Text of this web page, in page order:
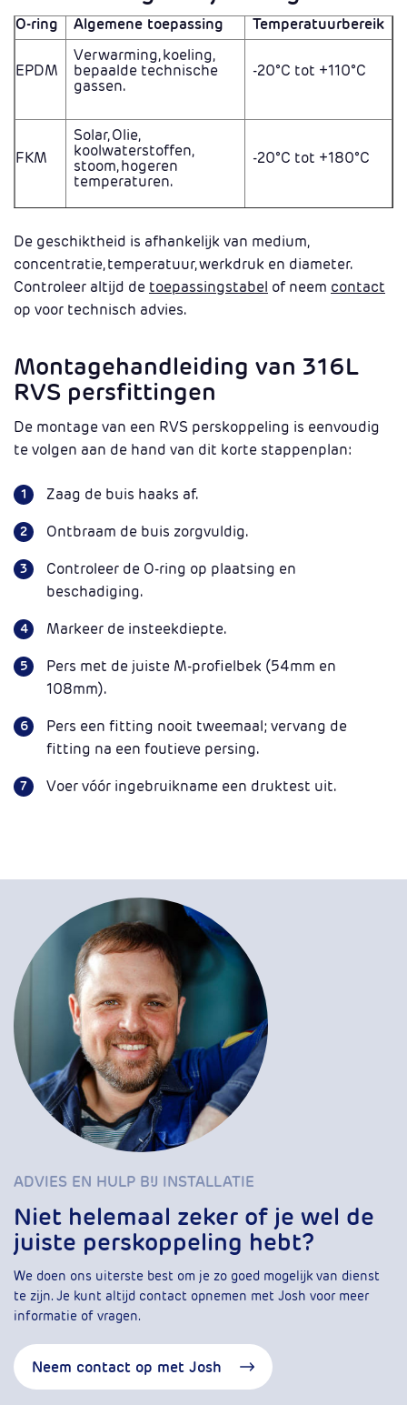
O-ring Algemene toepassing Temperatuurbereik
EPDM
Verwarming, koeling,
bepaalde technische
gassen.
-20°C tot +110°C
FKM
Solar, Olie,
koolwaterstoffen,
stoom, hogeren
temperaturen.
-20°C tot +180°C
De geschiktheid is afhankelijk van medium,
concentratie, temperatuur, werkdruk en diameter.
Controleer altijd de toepassingstabel of neem contact
op voor technisch advies.
Montagehandleiding van 316L
RVS persfittingen
De montage van een RVS perskoppeling is eenvoudig
te volgen aan de hand van dit korte stappenplan:
Zaag de buis haaks af.
Ontbraam de buis zorgvuldig.
Controleer de O-ring op plaatsing en
beschadiging.
Markeer de insteekdiepte.
Pers met de juiste M-profielbek (54mm en
108mm).
Pers een fitting nooit tweemaal; vervang de
fitting na een foutieve persing.
Voer vóór ingebruikname een druktest uit.
ADVIES EN HULP BIJ INSTALLATIE
Niet helemaal zeker of je wel de
juiste perskoppeling hebt?
We doen ons uiterste best om je zo goed mogelijk van dienst
te zijn. Je kunt altijd contact opnemen met Josh voor meer
informatie of vragen.
Neem contact op met Josh